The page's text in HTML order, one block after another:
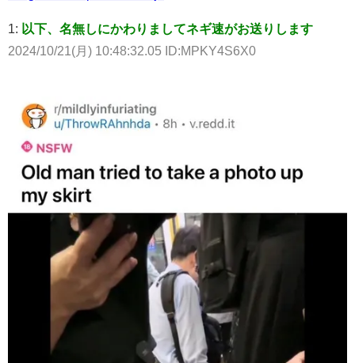
1: 以下、名無しにかわりましてネギ速がお送りします
2024/10/21(月) 10:48:32.05 ID:MPKY4S6X0